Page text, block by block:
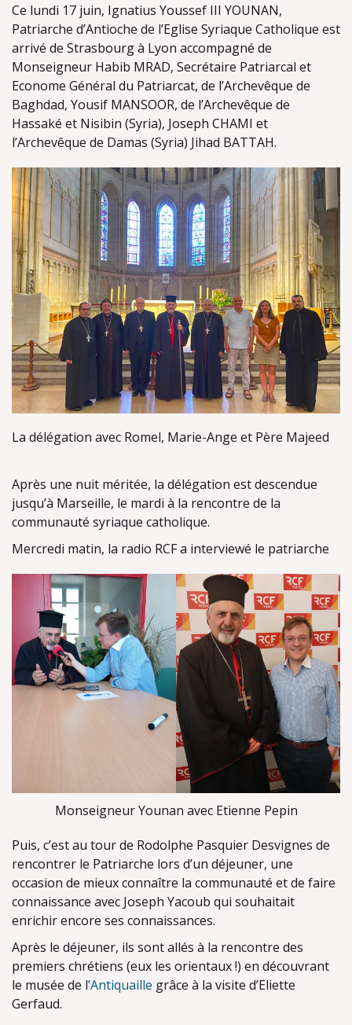
Ce lundi 17 juin, Ignatius Youssef III YOUNAN,
Patriarche d’Antioche de l’Eglise Syriaque Catholique est
arrivé de Strasbourg à Lyon accompagné de
Monseigneur Habib MRAD, Secrétaire Patriarcal et
Econome Général du Patriarcat, de l’Archevêque de
Baghdad, Yousif MANSOOR, de l’Archevêque de
Hassaké et Nisibin (Syria), Joseph CHAMI et
l’Archevêque de Damas (Syria) Jihad BATTAH.
La délégation avec Romel, Marie-Ange et Père Majeed
Après une nuit méritée, la délégation est descendue
jusqu’à Marseille, le mardi à la rencontre de la
communauté syriaque catholique.
Mercredi matin, la radio RCF a interviewé le patriarche
Monseigneur Younan avec Etienne Pepin
Puis, c’est au tour de Rodolphe Pasquier Desvignes de
rencontrer le Patriarche lors d’un déjeuner, une
occasion de mieux connaître la communauté et de faire
connaissance avec Joseph Yacoub qui souhaitait
enrichir encore ses connaissances.
Après le déjeuner, ils sont allés à la rencontre des
premiers chrétiens (eux les orientaux !) en découvrant
le musée de l’Antiquaille grâce à la visite d’Eliette
Gerfaud.